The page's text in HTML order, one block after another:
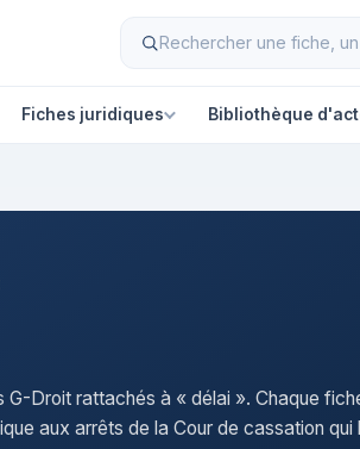
Fiches juridiques Bibliothèque
G-Droit rattachés à « délai ». Chaque
aux arrêts de la Cour de cassation qui